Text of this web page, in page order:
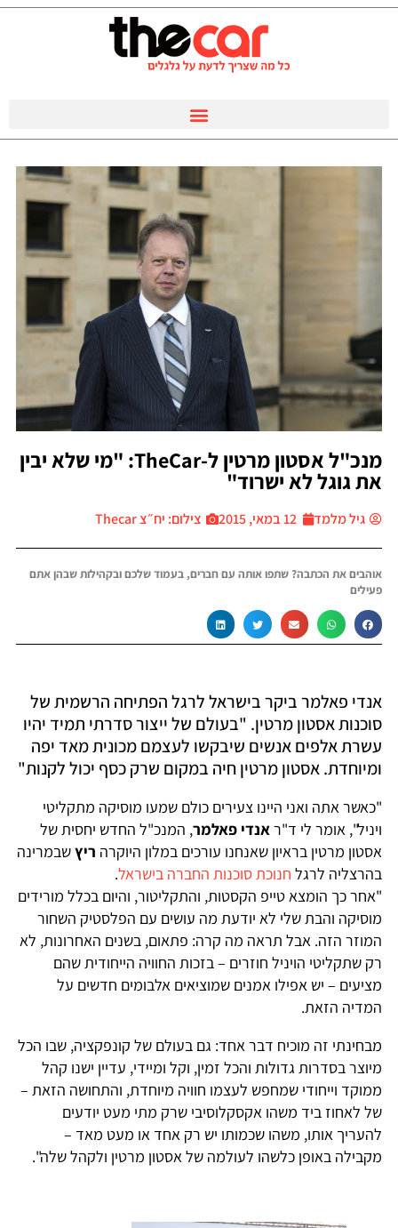
מנכ"ל אסטון מרטין ל-TheCar: "מי שלא יבין
גוגל לא ישרוד"
גיל מלמד 12 במאי, 2015 צילום: יח״צ Thecar
את הכתבה? שתפו אותה עם חברים, בעמוד שלכם ובקהילות שבהן אתם
פאלמר ביקר בישראל לרגל הפתיחה הרשמית של
אסטון מרטין. "בעולם של ייצור סדרתי תמיד יהיו
אלפים אנשים שיבקשו לעצמם מכונית מאד יפה
אסטון מרטין חיה במקום שרק כסף יכול לקנות"
אתה ואני היינו צעירים כולם שמעו מוסיקה מתקליטי
אומר לי ד"ראנדי פאלמר, המנכ"ל החדש יחסית של
מרטין בראיון שאנחנו עורכים במלון היוקרהריץשבמרינה
לרגלחנוכת סוכנות החברה בישראל.
כך הומצא טייפ הקסטות, והתקליטור, והיום בכלל מורידים
והבת שלי לא יודעת מה עושים עם הפלסטיק השחור
הזה. אבל תראה מה קרה: פתאום, בשנים האחרונות, לא
שתקליטי הויניל חוזרים – בזכות החוויה הייחודית שהם
– יש אפילו אמנים שמוציאים אלבומים חדשים על
הזאת.
זה מוכיח דבר אחד: גם בעולם של קונפקציה, שבו הכל
בסדרות גדולות והכל זמין, וקל ומיידי, עדיין ישנו קהל
וייחודי שמחפש לעצמו חוויה מיוחדת, והתחושה הזאת –
לאחוז ביד משהו אקסקלוסיבי שרק מתי מעט יודעים
אותו, משהו שכמותו יש רק אחד או מעט מאד –
באופן כלשהו לעולמה של אסטון מרטין ולקהל שלה".